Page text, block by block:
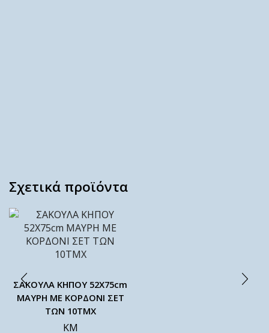
Σχετικά προϊόντα
ΣΑΚΟΥΛΑ ΚΗΠΟΥ 52X75cm
ΜΑΥΡΗ ΜΕ ΚΟΡΔΟΝΙ ΣΕΤ
ΤΩΝ 10ΤΜΧ
ΚΜ